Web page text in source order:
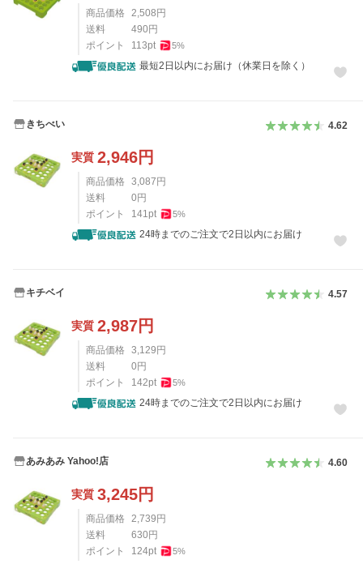
商品価格 2,508 円
送料
490 円
ポイント
113pt 5%
最短2日以内にお届け（休業日を除く）
きちべい 4.62
実質 2,946円
商品価格 3,087 円
送料
0 円
ポイント
141pt 5%
24時までのご注文で2日以内にお届け
キチベイ 4.57
実質 2,987円
商品価格 3,129 円
送料
0 円
ポイント
142pt 5%
24時までのご注文で2日以内にお届け
あみあみ Yahoo!店 4.60
実質 3,245円
商品価格 2,739 円
送料
630 円
ポイント
124pt 5%